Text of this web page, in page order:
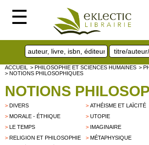
☰
ACCUEIL > PHILOSOPHIE ET SCIENCES HUMAINES >
> NOTIONS PHILOSOPHIQUES
NOTIONS
> DIVERS >ATHÉISME ET LAÏCITÉ
> MORALE - ÉTHIQUE >UTOPIE
> LE TEMPS > IMAGINAIRE
> RELIGION ET PHILOSOPHIE >MÉTAPHYSIQUE